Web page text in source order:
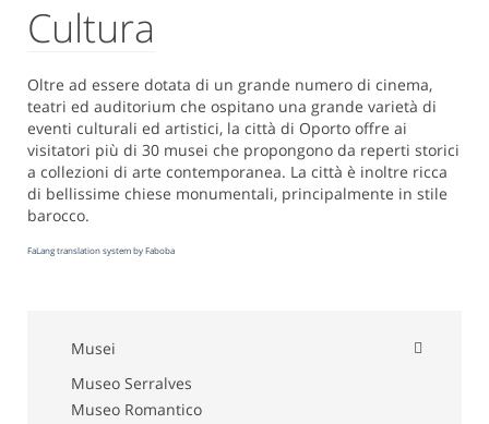
Cultura
Oltre ad essere dotata di un grande numero di cinema,
teatri ed auditorium che ospitano una grande varietà di
eventi culturali ed artistici, la città di Oporto offre ai
visitatori più di 30 musei che propongono da reperti storici
a collezioni di arte contemporanea. La città è inoltre ricca
di bellissime chiese monumentali, principalmente in stile
barocco.
FaLang translation system by Faboba
Musei
Museo Serralves
Museo Romantico